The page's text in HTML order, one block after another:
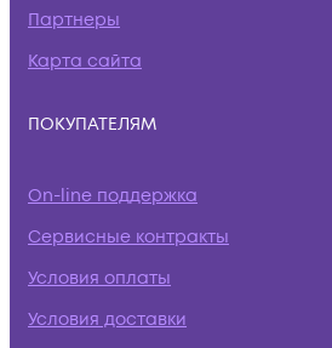
Партнеры
Карта сайта
ПОКУПАТЕЛЯМ
On-line поддержка
Сервисные контракты
Условия оплаты
Условия доставки